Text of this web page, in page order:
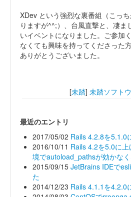
XDev という強烈な裏番組（こっ
りますが^^;）、台風直撃と、凄ま
いイベントになりました。ご参加
なくても興味を持ってくださった
ありがとうございました。
[未踏] 未踏ソフト
最近のエントリ
2017/05/02 Rails 4.2.8を5.1.0
2016/10/11 Rails 4.2を5.0に
境でautoload_pathsが効かな
2015/09/15 JetBrains IDEで
た
2014/12/23 Rails 4.1.1を4.2.0